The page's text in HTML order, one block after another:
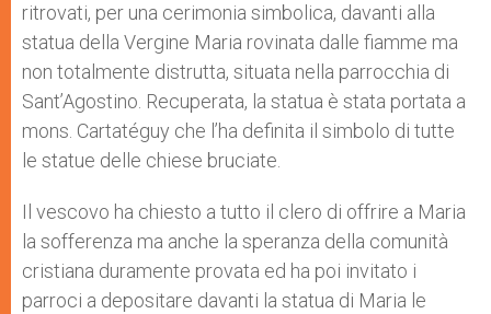
ritrovati, per una cerimonia simbolica, davanti alla
statua della Vergine Maria rovinata dalle fiamme ma
non totalmente distrutta, situata nella parrocchia di
Sant’Agostino. Recuperata, la statua è stata portata a
mons. Cartatéguy che l’ha definita il simbolo di tutte
le statue delle chiese bruciate.
Il vescovo ha chiesto a tutto il clero di offrire a Maria
la sofferenza ma anche la speranza della comunità
cristiana duramente provata ed ha poi invitato i
parroci a depositare davanti la statua di Maria le